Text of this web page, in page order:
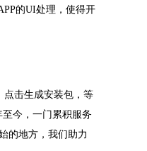
的UI处理，使得开
点击生成安装包，等
今，一门累积服务
的地方，我们助力